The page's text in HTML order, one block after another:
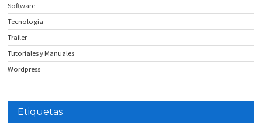
Software
Tecnología
Trailer
Tutoriales y Manuales
Wordpress
Etiquetas